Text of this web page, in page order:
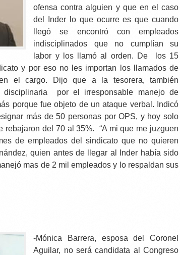
ofensa contra alguien y que en el caso
del Inder lo que ocurre es que cuando
llegó se encontró con empleados
indisciplinados que no cumplían su
labor y los llamó al orden. De los 15
y por eso no les importan los llamados de
el cargo. Dijo que a la tesorera, también
disciplinaria por el irresponsable manejo de
porque fue objeto de un ataque verbal. Indicó
más de 50 personas por OPS, y hoy solo
rebajaron del 70 al 35%. “A mi que me juzguen
de empleados del sindicato que no quieren
quien antes de llegar al Inder había sido
mas de 2 mil empleados y lo respaldan sus
-Mónica Barrera, esposa del Coronel
Aguilar, no será candidata al Congreso